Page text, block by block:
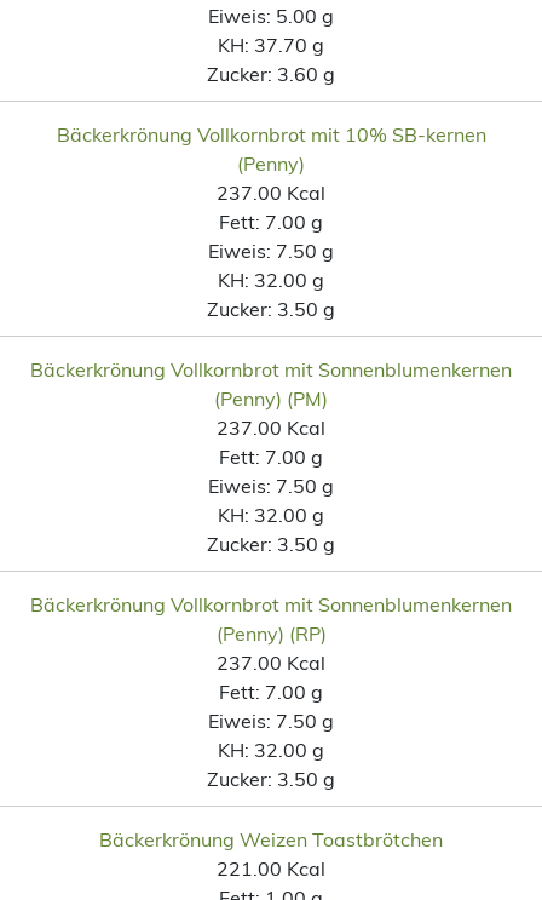
Eiweis: 5.00 g
KH: 37.70 g
Zucker: 3.60 g
Bäckerkrönung Vollkornbrot mit 10% SB-kernen
(Penny)
237.00 Kcal
Fett: 7.00 g
Eiweis: 7.50 g
KH: 32.00 g
Zucker: 3.50 g
Bäckerkrönung Vollkornbrot mit Sonnenblumenkernen
(Penny) (PM)
237.00 Kcal
Fett: 7.00 g
Eiweis: 7.50 g
KH: 32.00 g
Zucker: 3.50 g
Bäckerkrönung Vollkornbrot mit Sonnenblumenkernen
(Penny) (RP)
237.00 Kcal
Fett: 7.00 g
Eiweis: 7.50 g
KH: 32.00 g
Zucker: 3.50 g
Bäckerkrönung Weizen Toastbrötchen
221.00 Kcal